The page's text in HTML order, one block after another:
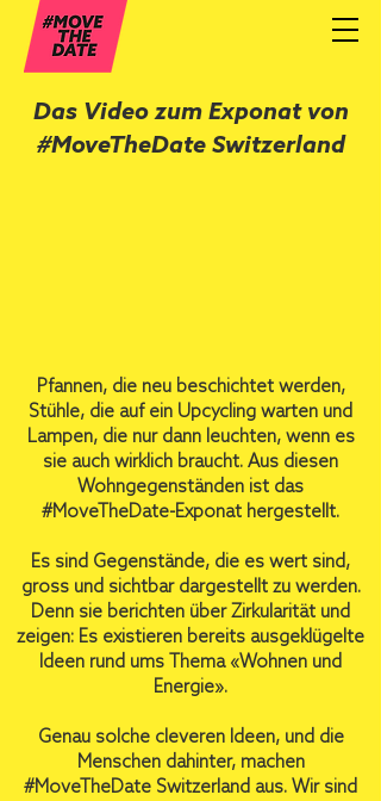
Das Video zum Exponat von
#MoveTheDate Switzerland
Pfannen, die neu beschichtet werden,
Stühle, die auf ein Upcycling warten und
Lampen, die nur dann leuchten, wenn es
sie auch wirklich braucht. Aus diesen
Wohngegenständen ist das
#MoveTheDate-Exponat hergestellt.
Es sind Gegenstände, die es wert sind,
gross und sichtbar dargestellt zu werden.
Denn sie berichten über Zirkularität und
zeigen: Es existieren bereits ausgeklügelte
Ideen rund ums Thema «Wohnen und
Energie».
Genau solche cleveren Ideen, und die
Menschen dahinter, machen
#MoveTheDate Switzerland aus. Wir sind